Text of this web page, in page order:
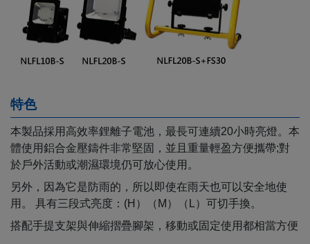
特色
本製品採用高效率鋰離子電池，最⾧可連續20小時亮燈。本
體使用鋁合金壓鑄件非常堅固，並且重量輕盈方便攜帶;對
於戶外活動或潮濕環境仍可放心使用。
另外，因為它是防雨的，所以即使在雨天也可以安全地使
用。 具有三段式亮度：(H）（M）（L）可切手換。
搭配手提支架與伸縮摺疊腳架，移動或固定使用都相當方便